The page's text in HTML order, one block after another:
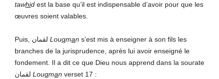
tawhid est la base qu’il est indispensable d’avoir pour que les
œuvres soient valables.
Puis, لقمان Louqman s’est mis à enseigner à son fils les
branches de la jurisprudence, après lui avoir enseigné le
fondement. Il a dit ce que Dieu nous apprend dans la sourate
لقمان Louqman verset 17 :